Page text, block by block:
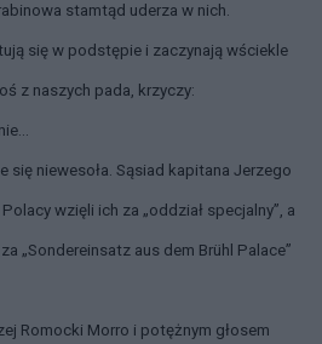
stamtąd uderza w nich.
się w podstępie i zaczynają wściekle
z naszych pada, krzyczy:
się niewesoła. Sąsiad kapitana Jerzego
wzięli ich za „oddział specjalny”, a
„Sondereinsatz aus dem Brühl Palace”
Romocki Morro i potężnym głosem